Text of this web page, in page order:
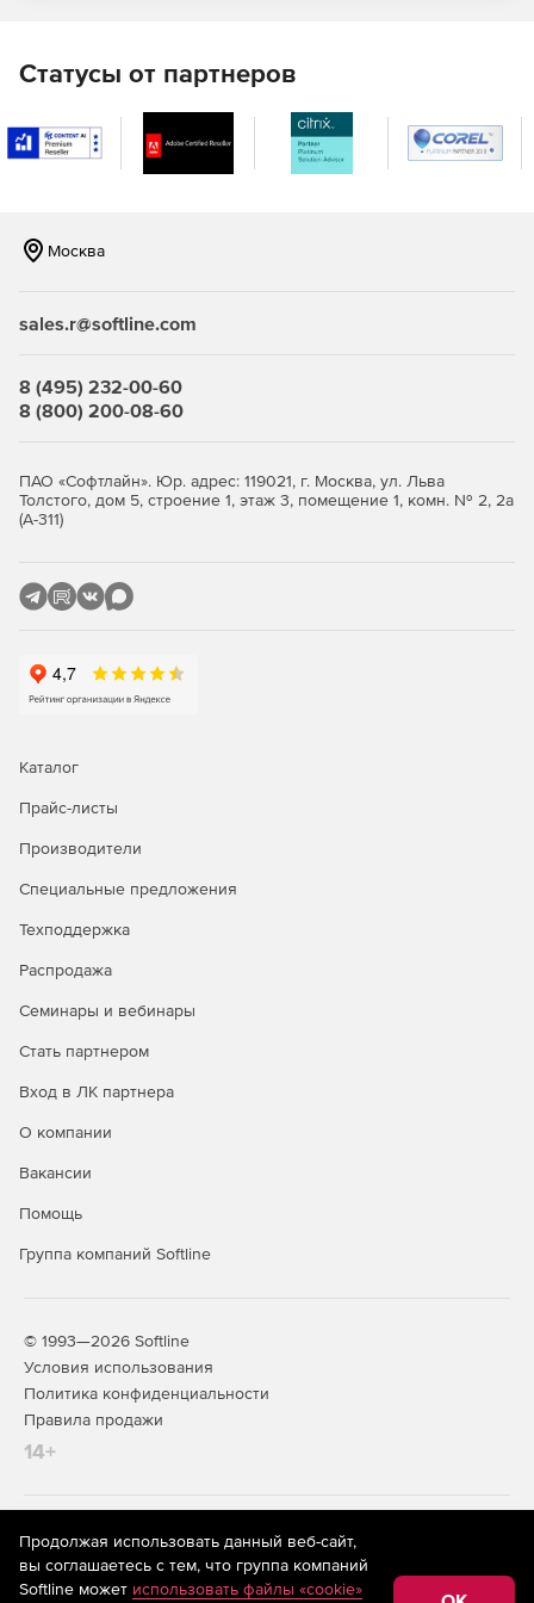
Нижние колонтитулы.
Изображения.
Матрицы.
Прямоугольники.
который позволяет приложениям создавать документы
функций, в том числе: сжатие, таблицы, схемы,
интерфейс API, так и с помощью шаблонов XML и файлов
документов MS Word, HTML и XSL-FO в формат PDF.
способствует наличие богатого набора
КомпонентAspose.Pdf for Java
который позволяет приложениям создавать документы
PDF без использования пакета Adobe Acrobat. Элемент
Aspose.Pdf for Java включает набор опций для работы с
документами PDF: сжатие, создание таблиц, схем, импорт
шифрование и нестандартные шрифты. Компонент
XSL-FO. Пользователь может преобразовывать
Решение включает демонстрационные программы и
Статусы от партнеров
Москва
sales.r@softline.com
8 (495) 232-00-60
8 (800) 200-08-60
ПАО «Софтлайн». Юр. адрес: 119021, г. Москва, ул. Льва
Толстого, дом 5, строение 1, этаж 3, помещение 1, комн. № 2, 2а
(А-311)
Каталог
Прайс-листы
Производители
Специальные предложения
Техподдержка
Распродажа
Семинары и вебинары
Стать партнером
Вход в ЛК партнера
О компании
Вакансии
Помощь
Группа компаний Softline
© 1993—2026 Softline
Условия использования
Политика конфиденциальности
Правила продажи
14+
На информационном ресурсе store.softline.ru применяются
рекомендательные технологии
(информационные технологии
предоставления информации на основе сбора,
систематизации и анализа сведений, относящихся к
Продолжая использовать данный веб-сайт,
вы соглашаетесь с тем, что группа компаний
Softline может использовать файлы «cookie»